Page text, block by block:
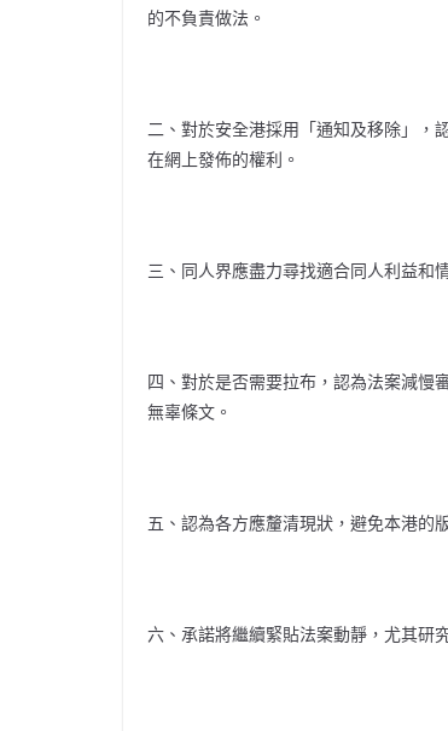
的不負責做法。
二、對於安全港採用「通知及移除」，
在網上發佈的權利 。
三、同人界應盡力尋找適合同人利益和
四、對於是否需要拉布，認為法案減慢
無辜條文。
五、認為各方應釐清現狀，避免本港的
六、承諾將繼續緊貼法案動靜，尤其研